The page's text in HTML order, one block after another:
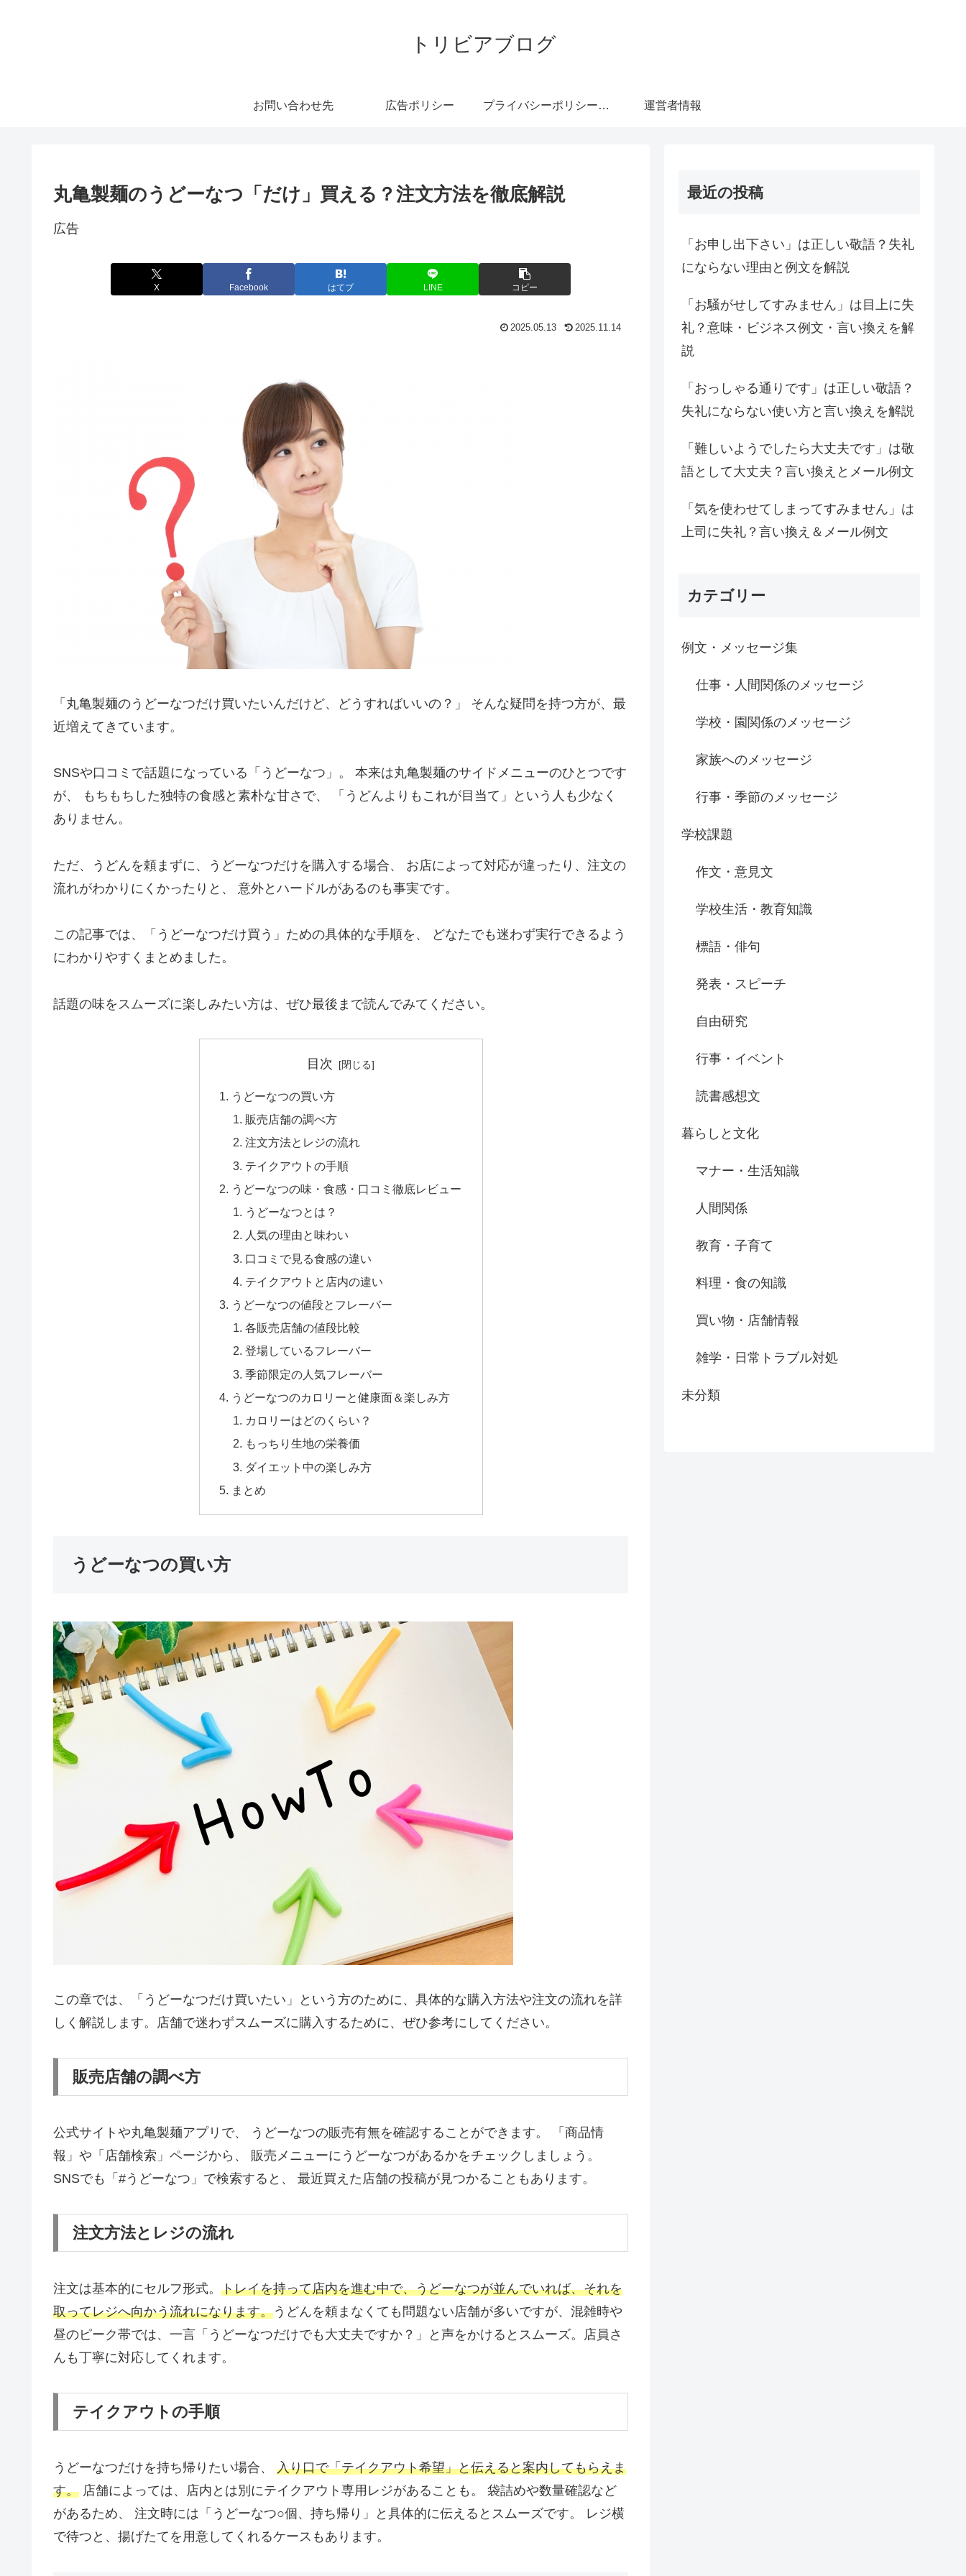
トリビアブログ
お問い合わせ先 広告ポリシー プライバシーポリシー・免責事項 運営者情報
丸亀製麺のうどーなつ「だけ」買える？注文方法を徹底解説
広告
X Facebook はてブ LINE コピー
2025.05.13 2025.11.14
「丸亀製麺のうどーなつだけ買いたいんだけど、どうすればいいの？」 そんな疑問を持つ方が、最
近増えてきています。
SNSや口コミで話題になっている「うどーなつ」。 本来は丸亀製麺のサイドメニューのひとつです
が、 もちもちした独特の食感と素朴な甘さで、 「うどんよりもこれが目当て」という人も少なく
ありません。
ただ、うどんを頼まずに、うどーなつだけを購入する場合、 お店によって対応が違ったり、注文の
流れがわかりにくかったりと、 意外とハードルがあるのも事実です。
この記事では、「うどーなつだけ買う」ための具体的な手順を、 どなたでも迷わず実行できるよう
にわかりやすくまとめました。
話題の味をスムーズに楽しみたい方は、ぜひ最後まで読んでみてください。
目次
うどーなつの買い方
販売店舗の調べ方
注文方法とレジの流れ
テイクアウトの手順
うどーなつの味・食感・口コミ徹底レビュー
うどーなつとは？
人気の理由と味わい
口コミで見る食感の違い
テイクアウトと店内の違い
うどーなつの値段とフレーバー
各販売店舗の値段比較
登場しているフレーバー
季節限定の人気フレーバー
うどーなつのカロリーと健康面＆楽しみ方
カロリーはどのくらい？
もっちり生地の栄養価
ダイエット中の楽しみ方
まとめ
うどーなつの買い方
この章では、「うどーなつだけ買いたい」という方のために、具体的な購入方法や注文の流れを詳
しく解説します。店舗で迷わずスムーズに購入するために、ぜひ参考にしてください。
販売店舗の調べ方
公式サイトや丸亀製麺アプリで、 うどーなつの販売有無を確認することができます。 「商品情
報」や「店舗検索」ページから、 販売メニューにうどーなつがあるかをチェックしましょう。
SNSでも「#うどーなつ」で検索すると、 最近買えた店舗の投稿が見つかることもあります。
注文方法とレジの流れ
注文は基本的にセルフ形式。 トレイを持って店内を進む中で、うどーなつが並んでいれば、それを
取ってレジへ向かう流れになります。うどんを頼まなくても問題ない店舗が多いですが、混雑時や
昼のピーク帯では、一言「うどーなつだけでも大丈夫ですか？」と声をかけるとスムーズ。店員さ
んも丁寧に対応してくれます。
テイクアウトの手順
うどーなつだけを持ち帰りたい場合、 入り口で「テイクアウト希望」と伝えると案内してもらえま
す。 店舗によっては、店内とは別にテイクアウト専用レジがあることも。 袋詰めや数量確認など
があるため、 注文時には「うどーなつ○個、持ち帰り」と具体的に伝えるとスムーズです。 レジ横
で待つと、揚げたてを用意してくれるケースもあります。
最近の投稿
「お申し出下さい」は正しい敬語？失礼
にならない理由と例文を解説
「お騒がせしてすみません」は目上に失
礼？意味・ビジネス例文・言い換えを解
説
「おっしゃる通りです」は正しい敬語？
失礼にならない使い方と言い換えを解説
「難しいようでしたら大丈夫です」は敬
語として大丈夫？言い換えとメール例文
「気を使わせてしまってすみません」は
上司に失礼？言い換え＆メール例文
カテゴリー
例文・メッセージ集
仕事・人間関係のメッセージ
学校・園関係のメッセージ
家族へのメッセージ
行事・季節のメッセージ
学校課題
作文・意見文
学校生活・教育知識
標語・俳句
発表・スピーチ
自由研究
行事・イベント
読書感想文
暮らしと文化
マナー・生活知識
人間関係
教育・子育て
料理・食の知識
買い物・店舗情報
雑学・日常トラブル対処
未分類